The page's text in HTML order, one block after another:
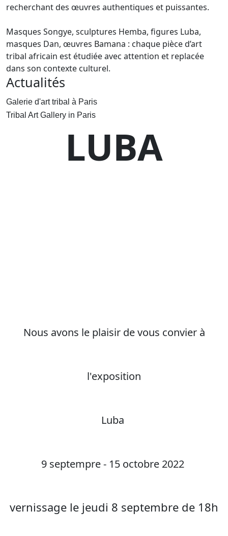
recherchant des œuvres authentiques et puissantes.
Masques Songye, sculptures Hemba, figures Luba,
masques Dan, œuvres Bamana : chaque pièce d’art
tribal africain est étudiée avec attention et replacée
dans son contexte culturel.
Actualités
Galerie d'art tribal à Paris
Tribal Art Gallery in Paris
LUBA
Nous avons le plaisir de vous convier à
l'exposition
Luba
9 septempre - 15 octobre 2022
vernissage le jeudi 8 septembre de 18h